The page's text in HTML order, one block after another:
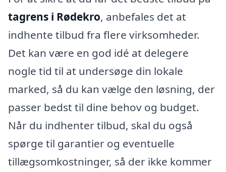
tagrens i Rødekro, anbefales det at
indhente tilbud fra flere virksomheder.
Det kan være en god idé at delegere
nogle tid til at undersøge din lokale
marked, så du kan vælge den løsning, der
passer bedst til dine behov og budget.
Når du indhenter tilbud, skal du også
spørge til garantier og eventuelle
tillægsomkostninger, så der ikke kommer